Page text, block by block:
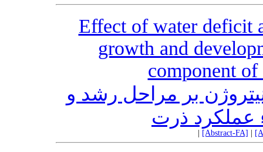
Effect of water deficit
growth and
component
بر مراحل رشد و
عملکرد ذرت
[Abstract-FA]